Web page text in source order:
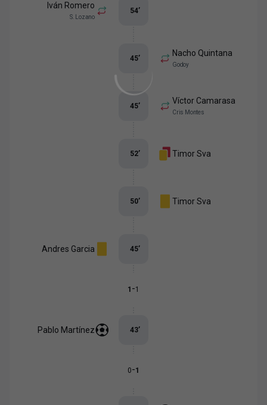
Iván Romero
S. Lozano
54’
Nacho Quintana
Godoy
45’
Víctor Camarasa
Cris Montes
45’
Timor Sva
52’
Timor Sva
50’
Andres Garcia 45’
1 -1
Pablo Martínez 43’
0-1